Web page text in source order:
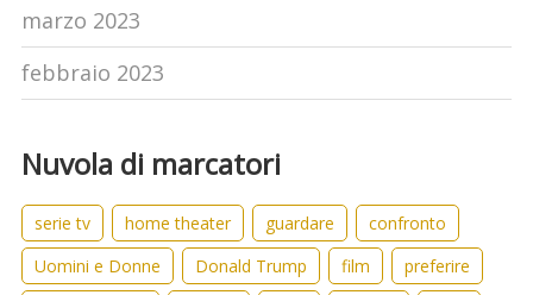
marzo 2023
febbraio 2023
Nuvola di marcatori
serie tv home theater guardare
confronto
Uomini e Donne
Donald Trump film
preferire